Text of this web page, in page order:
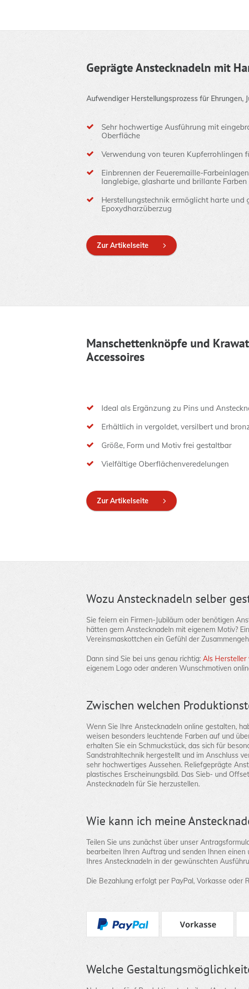
Geprägte Anstecknadeln mit
Aufwendiger Herstellungsprozess für Ehrungen,
Sehr hochwertige Ausführung mit
Oberfläche
Verwendung von teuren Kupferrohlingen
Einbrennen der Feueremaille-
langlebige, glasharte und brillante Farben
Herstellungstechnik ermöglicht harte und
Epoxydharzüberzug
Zur Artikelseite
Manschettenknöpfe und
Accessoires
Ideal als Ergänzung zu Pins und
Erhältlich in vergoldet, versilbert und
Größe, Form und Motiv frei gestaltbar
Vielfältige Oberflächenveredelungen
Zur Artikelseite
Wozu Anstecknadeln selber
Sie feiern ein Firmen-Jubiläum oder benötigen
hätten gern Anstecknadeln mit eigenem Motiv?
Vereinsmaskottchen ein Gefühl der
Dann sind Sie bei uns genau richtig: Als Hersteller
eigenem Logo oder anderen Wunschmotiven
Zwischen welchen
Wenn Sie Ihre Anstecknadeln online gestalten,
weisen besonders leuchtende Farben auf und
erhalten Sie ein Schmuckstück, das sich für
Sandstrahltechnik hergestellt und im Anschluss
sehr hochwertiges Aussehen. Reliefgeprägte
plastisches Erscheinungsbild. Das Sieb- und
Anstecknadeln für Sie herzustellen.
Wie kann ich meine
Teilen Sie uns zunächst über unser
bearbeiten Ihren Auftrag und senden Ihnen
Ihres Anstecknadeln in der gewünschten
Die Bezahlung erfolgt per PayPal, Vorkasse
Welche